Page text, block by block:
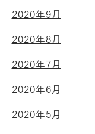
2020年9月
2020年8月
2020年7月
2020年6月
2020年5月